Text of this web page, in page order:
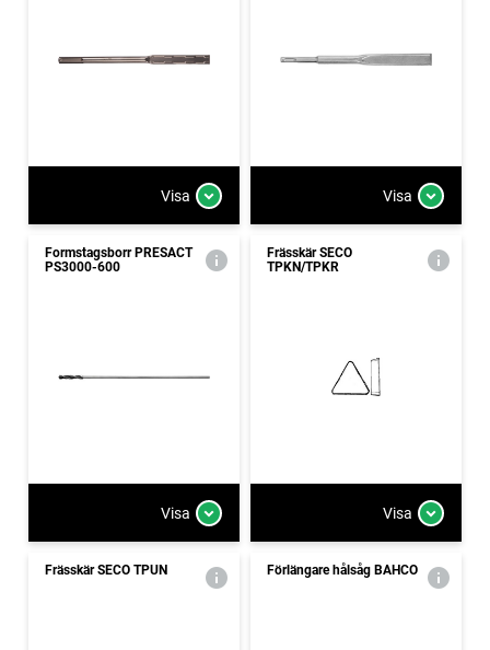
Visa Visa
Formstagsborr PRESACT
PS3000-600
Visa
Frässkär SECO
TPKN/TPKR
Visa
Frässkär SECO TPUN Förlängare hålsåg BAHCO